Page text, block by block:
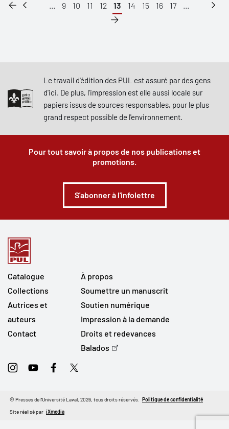
... 9 10 11 12 13 14 15 16 17 ...
Le travail d'édition des PUL est assuré par des gens
d'ici. De plus, l'impression est elle aussi locale sur
papiers issus de sources responsables, pour le plus
grand respect possible de l'environnement.
Pour tout savoir à propos de nos publications et
promotions.
S'abonner à l'infolettre
Catalogue
Collections
Autrices et
auteurs
Contact
À propos
Soumettre un manuscrit
Soutien numérique
Impression à la demande
Droits et redevances
Balados
InstagramYoutubeFacebookTwitter
Site réalisé par iXmedia
© Presses de l'Université Laval, 2026, tous droits réservés. Politique de confidentialité